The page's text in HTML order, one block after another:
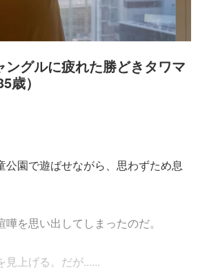
ングルに疲れた勝どきタワマ
歳）
公園で遊ばせながら、思わずため息
を思い出してしまったのだ。
見上げる。だが......